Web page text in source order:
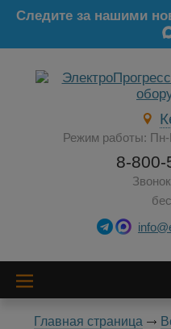
Следите за нашими
Режим работы: Пн-
8-800-
Главная страница